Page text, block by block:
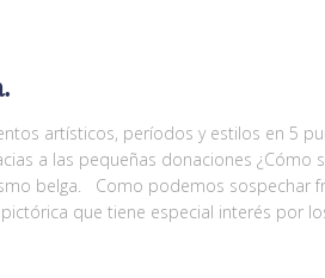
artísticos, períodos y estilos en 5
a las pequeñas donaciones ¿Cómo
belga. Como podemos sospechar
que tiene especial interés por